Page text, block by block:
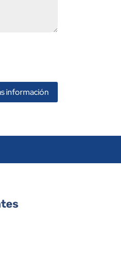
información